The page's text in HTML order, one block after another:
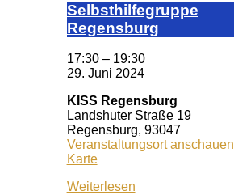
Selbst­hil­fe­grup­pe
Re­gens­burg
17:30 – 19:30
29. Juni 2024
KISS Regensburg
Landshuter Straße 19
Regensburg, 93047
Veranstaltungsort anschauen
KarteKISS
Weiterlesen